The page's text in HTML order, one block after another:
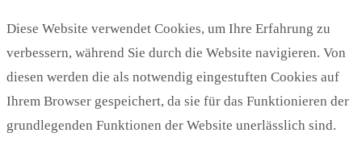
Diese Website verwendet Cookies, um Ihre Erfahrung zu
verbessern, während Sie durch die Website navigieren. Von
diesen werden die als notwendig eingestuften Cookies auf
Ihrem Browser gespeichert, da sie für das Funktionieren der
grundlegenden Funktionen der Website unerlässlich sind.